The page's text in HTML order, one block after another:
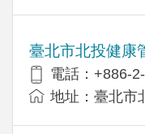
臺北市北投健康
電話：+886-
地址：臺北市